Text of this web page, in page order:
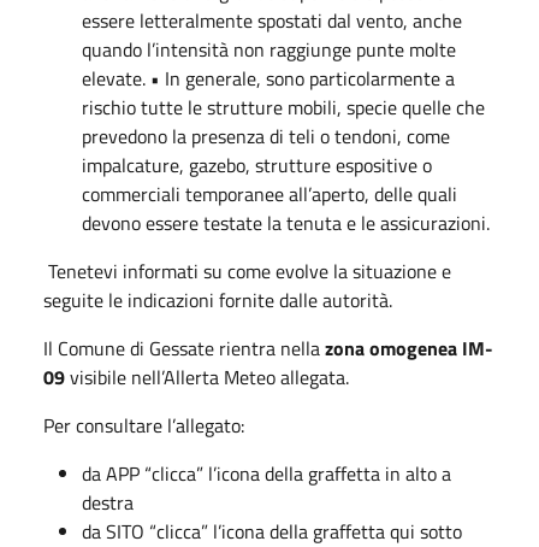
essere letteralmente spostati dal vento, anche
quando l’intensità non raggiunge punte molte
elevate. • In generale, sono particolarmente a
rischio tutte le strutture mobili, specie quelle che
prevedono la presenza di teli o tendoni, come
impalcature, gazebo, strutture espositive o
commerciali temporanee all’aperto, delle quali
devono essere testate la tenuta e le assicurazioni.
Tenetevi informati su come evolve la situazione e
seguite le indicazioni fornite dalle autorità.
Il Comune di Gessate rientra nellazona omogenea IM-
09visibile nell’Allerta Meteo allegata.
Per consultare l’allegato:
da APP “clicca” l’icona della graffetta in alto a
destra
da SITO “clicca” l’icona della graffetta qui sotto